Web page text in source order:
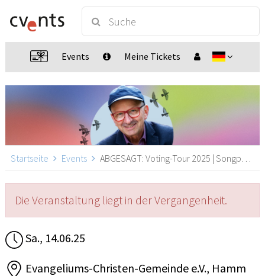
Events Meine Tickets
Startseite Events ABGESAGT: Voting-Tour 2025 | Songpoesie mit Hoffnung und Realismus, Hamm (Sieg)
Die Veranstaltung liegt in der Vergangenheit.
Sa., 14.06.25
Evangeliums-Christen-Gemeinde e.V., Hamm